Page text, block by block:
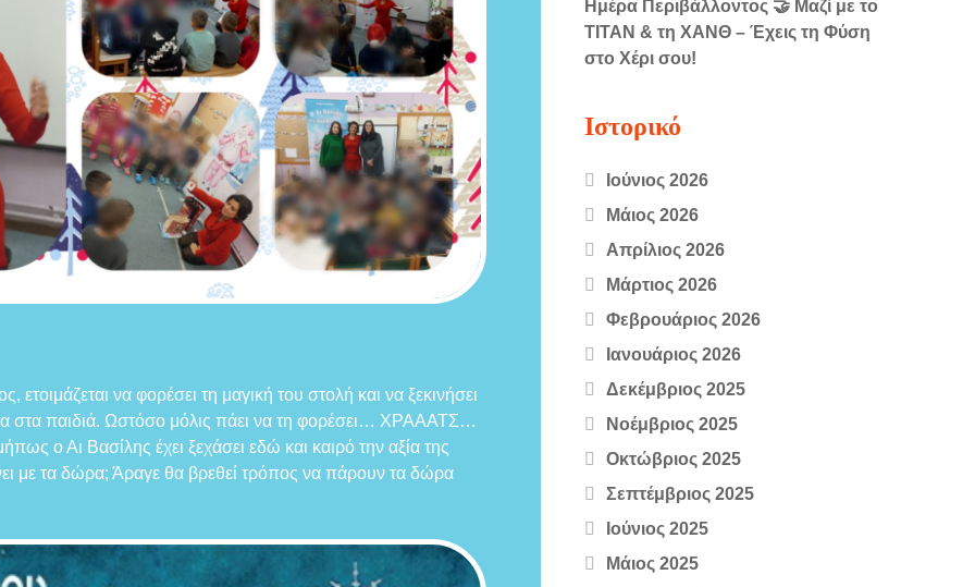
να φορέσει τη μαγική του στολή και να ξεκινήσει
στα παιδιά. Ωστόσο μόλις πάει να τη φορέσει… ΧΡΑΑΑΤΣ…
ο Αι Βασίλης έχει ξεχάσει εδώ και καιρό την αξία της
με τα δώρα; Άραγε θα βρεθεί τρόπος να πάρουν τα δώρα
Ημέρα Περιβάλλοντος 🤝 Μαζί με το
ΤΙΤΑΝ & τη ΧΑΝΘ – Έχεις τη Φύση
στο Χέρι σου!
Ιστορικό
Ιούνιος 2026
Μάιος 2026
Απρίλιος 2026
Μάρτιος 2026
Φεβρουάριος 2026
Ιανουάριος 2026
Δεκέμβριος 2025
Νοέμβριος 2025
Οκτώβριος 2025
Σεπτέμβριος 2025
Ιούνιος 2025
Μάιος 2025